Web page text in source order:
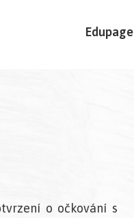
Edupage
o očkování s